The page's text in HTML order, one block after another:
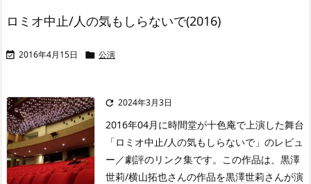
ロミオ中止/人の気もしらないで(2016)
 2016年4月15日  公演
 2024年3月3日
2016年04月に時間堂が十色庵で上演した舞台
「ロミオ中止/人の気もしらないで」のレビュ
ー／劇評のリンク集です。この作品は、黒澤
世莉/横山拓也さんの作品を黒澤世莉さんが演